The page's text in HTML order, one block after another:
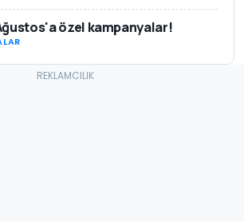
özel kampanyalar!